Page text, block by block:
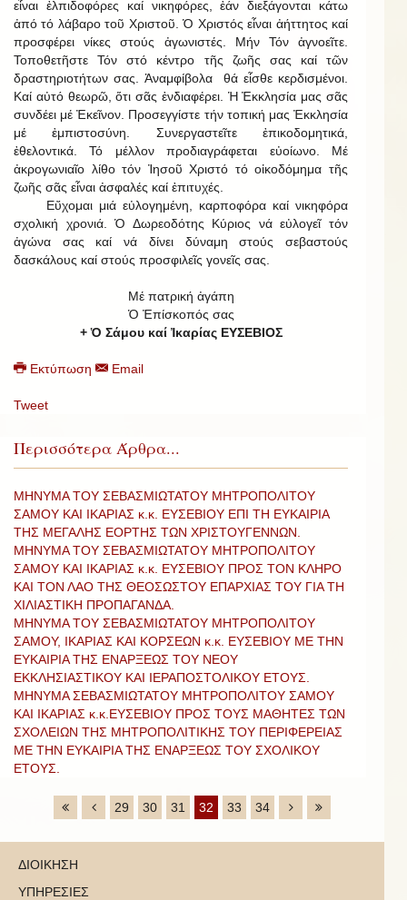
εἶναι ἐλπιδοφόρες καί νικηφόρες, ἐάν διεξάγονται κάτω
ἀπό τό λάβαρο τοῦ Χριστοῦ. Ὁ Χριστός εἶναι ἀήττητος καί
προσφέρει νίκες στούς ἀγωνιστές. Μήν Τόν ἀγνοεῖτε.
Τοποθετῆστε Τόν στό κέντρο τῆς ζωῆς σας καί τῶν
δραστηριοτήτων σας. Ἀναμφίβολα θά εἶσθε κερδισμένοι.
Καί αὐτό θεωρῶ, ὅτι σᾶς ἐνδιαφέρει. Ἡ Ἐκκλησία μας σᾶς
συνδέει μέ Ἐκεῖνον. Προσεγγίστε τήν τοπική μας Ἐκκλησία
μέ ἐμπιστοσύνη. Συνεργαστεῖτε ἐπικοδομητικά,
ἐθελοντικά. Τό μέλλον προδιαγράφεται εὐοίωνο. Μέ
ἀκρογωνιαῖο λίθο τόν Ἰησοῦ Χριστό τό οἰκοδόμημα τῆς
ζωῆς σᾶς εἶναι ἀσφαλές καί ἐπιτυχές.
Εὔχομαι μιά εὐλογημένη, καρποφόρα καί νικηφόρα
σχολική χρονιά. Ὁ Δωρεοδότης Κύριος νά εὐλογεῖ τόν
ἀγώνα σας καί νά δίνει δύναμη στούς σεβαστούς
δασκάλους καί στούς προσφιλεῖς γονεῖς σας.
Μέ πατρική ἀγάπη
Ὁ Ἐπίσκοπός σας
+ Ὁ Σάμου καί Ἰκαρίας ΕΥΣΕΒΙΟΣ
Εκτύπωση Email
Tweet
Περισσότερα Άρθρα...
ΜΗΝΥΜΑ ΤΟΥ ΣΕΒΑΣΜΙΩΤΑΤΟΥ ΜΗΤΡΟΠΟΛΙΤΟΥ
ΣΑΜΟΥ ΚΑΙ ΙΚΑΡΙΑΣ κ.κ. ΕΥΣΕΒΙΟΥ ΕΠΙ ΤΗ ΕΥΚΑΙΡΙΑ
ΤΗΣ ΜΕΓΑΛΗΣ ΕΟΡΤΗΣ ΤΩΝ ΧΡΙΣΤΟΥΓΕΝΝΩΝ.
ΜΗΝΥΜΑ ΤΟΥ ΣΕΒΑΣΜΙΩΤΑΤΟΥ ΜΗΤΡΟΠΟΛΙΤΟΥ
ΣΑΜΟΥ ΚΑΙ ΙΚΑΡΙΑΣ κ.κ. ΕΥΣΕΒΙΟΥ ΠΡΟΣ ΤΟΝ ΚΛΗΡΟ
ΚΑΙ ΤΟΝ ΛΑΟ ΤΗΣ ΘΕΟΣΩΣΤΟΥ ΕΠΑΡΧΙΑΣ ΤΟΥ ΓΙΑ ΤΗ
ΧΙΛΙΑΣΤΙΚΗ ΠΡΟΠΑΓΑΝΔΑ.
ΜΗΝΥΜΑ ΤΟΥ ΣΕΒΑΣΜΙΩΤΑΤΟΥ ΜΗΤΡΟΠΟΛΙΤΟΥ
ΣΑΜΟΥ, ΙΚΑΡΙΑΣ ΚΑΙ ΚΟΡΣΕΩΝ κ.κ. ΕΥΣΕΒΙΟΥ ΜΕ ΤΗΝ
ΕΥΚΑΙΡΙΑ ΤΗΣ ΕΝΑΡΞΕΩΣ ΤΟΥ ΝΕΟΥ
ΕΚΚΛΗΣΙΑΣΤΙΚΟΥ ΚΑΙ ΙΕΡΑΠΟΣΤΟΛΙΚΟΥ ΕΤΟΥΣ.
ΜΗΝΥΜΑ ΣΕΒΑΣΜΙΩΤΑΤΟΥ ΜΗΤΡΟΠΟΛΙΤΟΥ ΣΑΜΟΥ
ΚΑΙ ΙΚΑΡΙΑΣ κ.κ.ΕΥΣΕΒΙΟΥ ΠΡΟΣ ΤΟΥΣ ΜΑΘΗΤΕΣ ΤΩΝ
ΣΧΟΛΕΙΩΝ ΤΗΣ ΜΗΤΡΟΠΟΛΙΤΙΚΗΣ ΤΟΥ ΠΕΡΙΦΕΡΕΙΑΣ
ΜΕ ΤΗΝ ΕΥΚΑΙΡΙΑ ΤΗΣ ΕΝΑΡΞΕΩΣ ΤΟΥ ΣΧΟΛΙΚΟΥ
ΕΤΟΥΣ.
29 30 31 32 33 34
ΔΙΟΙΚΗΣΗ
ΥΠΗΡΕΣΙΕΣ